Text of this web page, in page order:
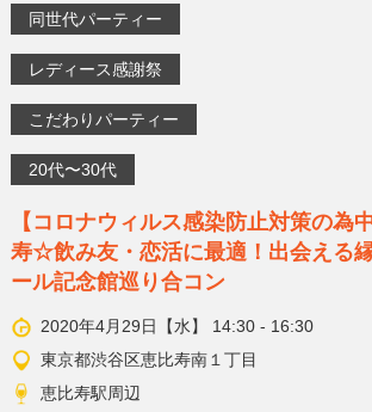
同世代パーティー
レディース感謝祭
こだわりパーティー
20代〜30代
【コロナウィルス感染防止対策の為
寿☆飲み友・恋活に最適！出会える
ール記念館巡り合コン
2020年4月29日【水】 14:30 - 16:30
東京都渋谷区恵比寿南１丁目
恵比寿駅周辺